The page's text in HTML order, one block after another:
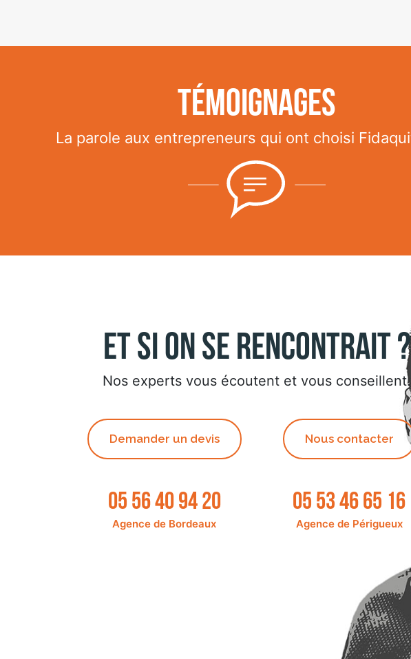
Témoignages
La parole aux entrepreneurs qui ont choisi
Et si on se rencontrait ?
Nos experts vous écoutent et vous conseillent.
Demander un devis Nous contacter
05 56 40 94 20
Agence de Bordeaux
05 53 46 65 16
Agence de Périgueux